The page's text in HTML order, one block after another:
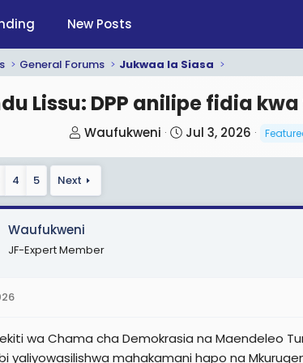
New Posts
General Forums Jukwaa la Siasa
Lissu: DPP anilipe fidia
T
r
a
d
s
e
Waufukweni
S
t
Jul 3, 2026
4 5 Next
Waufukweni
JF-Expert Member
wa Chama cha Demokrasia na Maendeleo
yaliyowasilishwa mahakamani hapo na